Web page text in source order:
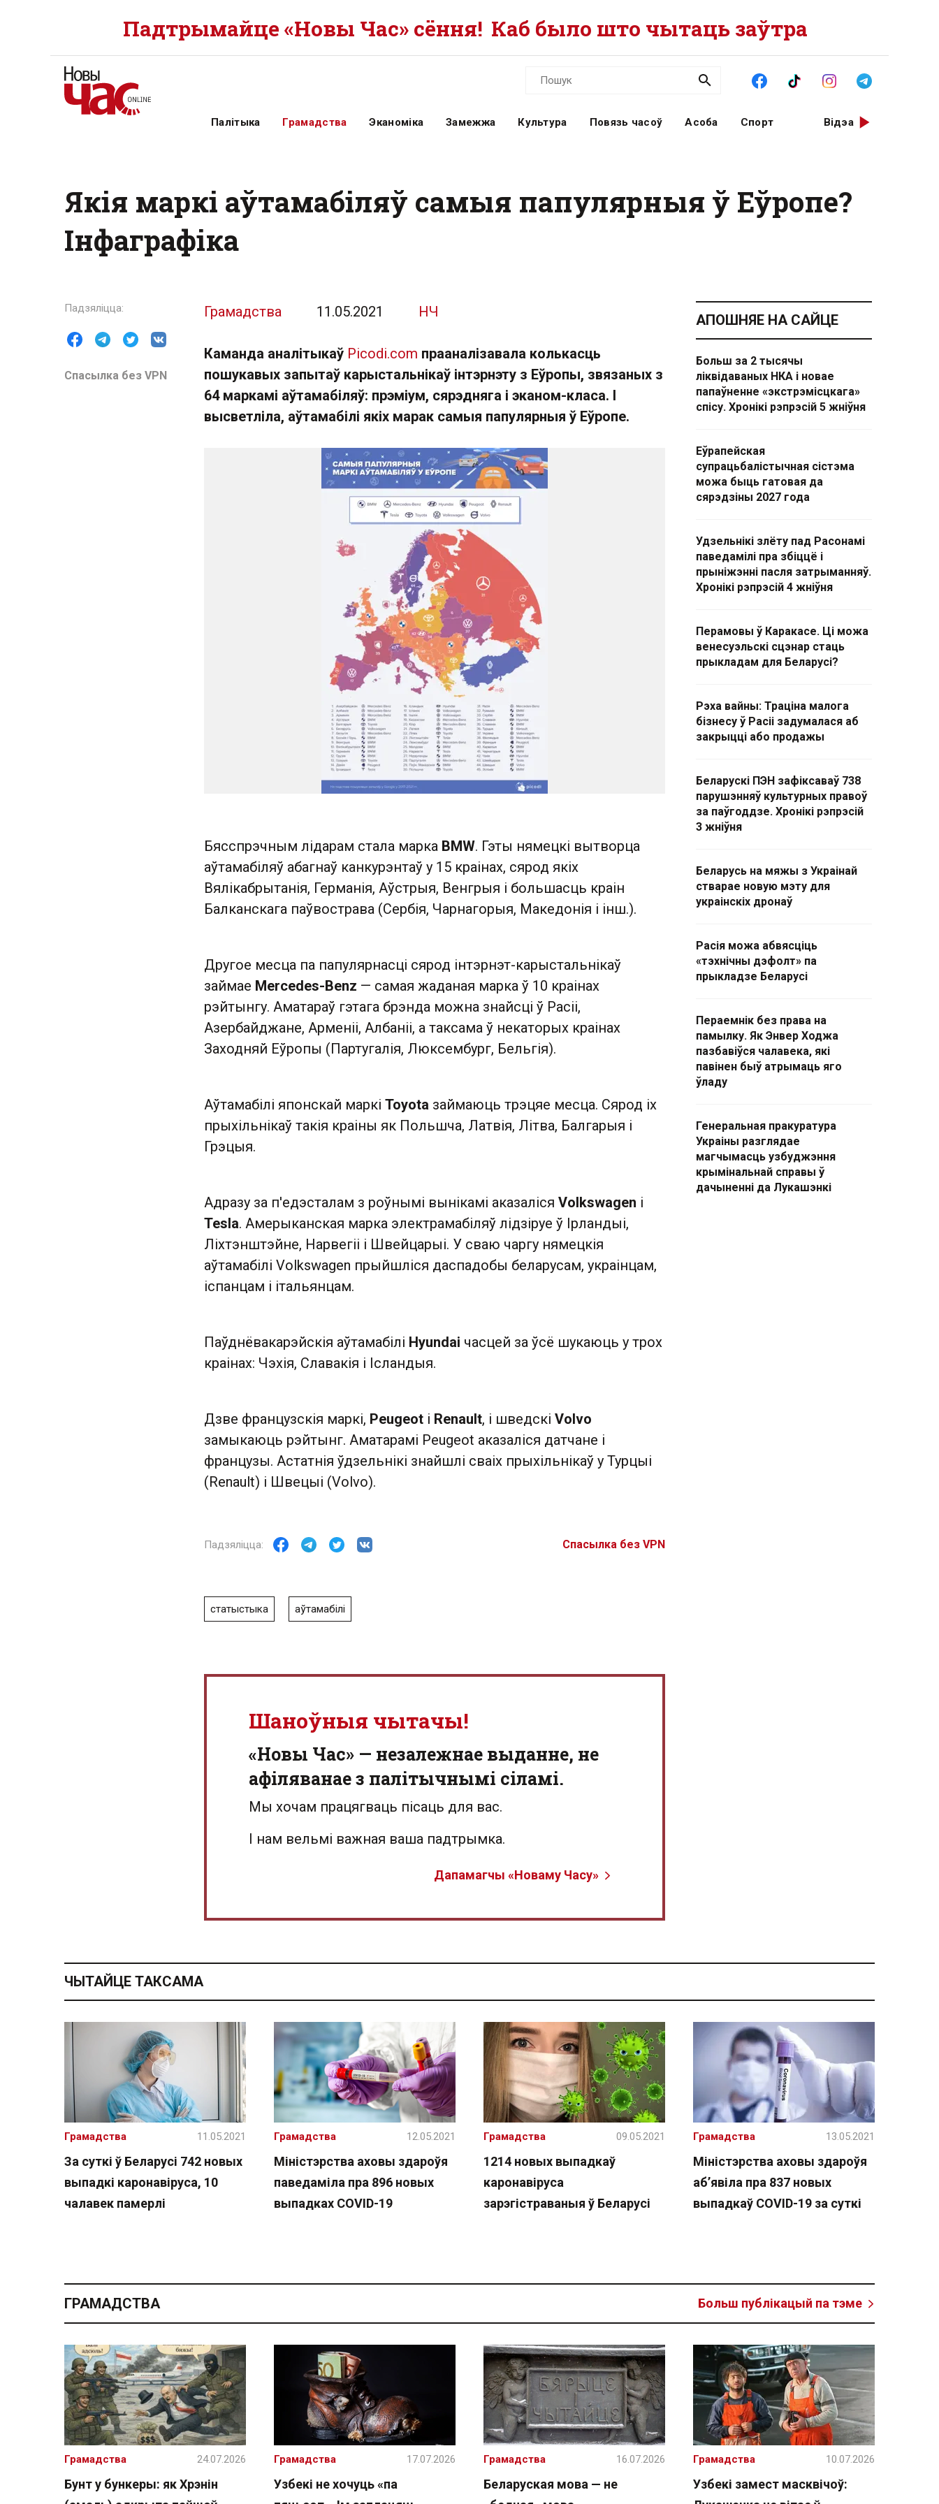
Падтрымайце «Новы Час» сёння! Каб было што чытаць заўтра
Палітыка Грамадства Эканоміка Замежжа Культура Повязь часоў Асоба Спорт Відэа
Якія маркі аўтамабіляў самыя папулярныя ў Еўропе?
Інфаграфіка
Спасылка без VPN
Грамадства 11.05.2021 НЧ
Каманда аналітыкаў Picodi.com прааналізавала колькасць
пошукавых запытаў карыстальнікаў інтэрнэту з Еўропы, звязаных з
64 маркамі аўтамабіляў: прэміум, сярэдняга і эканом-класа. І
высветліла, аўтамабілі якіх марак самыя папулярныя ў Еўропе.
Бясспрэчным лідарам стала марка BMW. Гэты нямецкі вытворца
аўтамабіляў абагнаў канкурэнтаў у 15 краінах, сярод якіх
Вялікабрытанія, Германія, Аўстрыя, Венгрыя і большасць краін
Балканскага паўвострава (Сербія, Чарнагорыя, Македонія і інш.).
Другое месца па папулярнасці сярод інтэрнэт-карыстальнікаў
займае Mercedes-Benz — самая жаданая марка ў 10 краінах
рэйтынгу. Аматараў гэтага брэнда можна знайсці ў Расіі,
Азербайджане, Арменіі, Албаніі, а таксама ў некаторых краінах
Заходняй Еўропы (Партугалія, Люксембург, Бельгія).
Аўтамабілі японскай маркі Toyota займаюць трэцяе месца. Сярод іх
прыхільнікаў такія краіны як Польшча, Латвія, Літва, Балгарыя і
Грэцыя.
Адразу за п'едэсталам з роўнымі вынікамі аказаліся Volkswagen і
Tesla. Амерыканская марка электрамабіляў лідзіруе ў Ірландыі,
Ліхтэнштэйне, Нарвегіі і Швейцарыі. У сваю чаргу нямецкія
аўтамабілі Volkswagen прыйшліся даспадобы беларусам, украінцам,
іспанцам і італьянцам.
Паўднёвакарэйскія аўтамабілі Hyundai часцей за ўсё шукаюць у трох
краінах: Чэхія, Славакія і Ісландыя.
Дзве французскія маркі, Peugeot і Renault, і шведскі Volvo
замыкаюць рэйтынг. Аматарамі Peugeot аказаліся датчане і
французы. Астатнія ўдзельнікі знайшлі сваіх прыхільнікаў у Турцыі
(Renault) і Швецыі (Volvo).
Спасылка без VPN
статыстыка аўтамабілі
Шаноўныя чытачы!
«Новы Час» — незалежнае выданне, не
афіляванае з палітычнымі сіламі.
Мы хочам працягваць пісаць для вас.
І нам вельмі важная ваша падтрымка.
Дапамагчы «Новаму Часу»
АПОШНЯЕ НА САЙЦЕ
Больш за 2 тысячы
ліквідаваных НКА і новае
папаўненне «экстрэмісцкага»
спісу. Хронікі рэпрэсій 5 жніўня
Еўрапейская
супрацьбалістычная сістэма
можа быць гатовая да
сярэдзіны 2027 года
Удзельнікі злёту пад Расонамі
паведамілі пра збіццё і
прыніжэнні пасля затрыманняў.
Хронікі рэпрэсій 4 жніўня
Перамовы ў Каракасе. Ці можа
венесуэльскі сцэнар стаць
прыкладам для Беларусі?
Рэха вайны: Траціна малога
бізнесу ў Расіі задумалася аб
закрыцці або продажы
Беларускі ПЭН зафіксаваў 738
парушэнняў культурных правоў
за паўгоддзе. Хронікі рэпрэсій
3 жніўня
Беларусь на мяжы з Украінай
стварае новую мэту для
украінскіх дронаў
Расія можа абвясціць
«тэхнічны дэфолт» па
прыкладзе Беларусі
Пераемнік без права на
памылку. Як Энвер Ходжа
пазбавіўся чалавека, які
павінен быў атрымаць яго
ўладу
Генеральная пракуратура
Украіны разглядае
магчымасць узбуджэння
крымінальнай справы ў
дачыненні да Лукашэнкі
ЧЫТАЙЦЕ ТАКСАМА
За суткі ў Беларусі 742 новых
выпадкі каронавіруса, 10
чалавек памерлі
Грамадства 11.05.2021
Міністэрства аховы здароўя
паведаміла пра 896 новых
выпадках COVID-19
Грамадства 12.05.2021
1214 новых выпадкаў
каронавіруса
зарэгістраваныя ў Беларусі
Грамадства 09.05.2021
Міністэрства аховы здароўя
аб’явіла пра 837 новых
выпадкаў COVID-19 за суткі
Грамадства 13.05.2021
ГРАМАДСТВА Больш публікацый па тэме
Бунт у бункеры: як Хрэнін
Грамадства 24.07.2026
Узбекі не хочуць «па
Грамадства 17.07.2026
Беларуская мова — не
Грамадства 16.07.2026
Узбекі замест масквічоў:
Грамадства 10.07.2026